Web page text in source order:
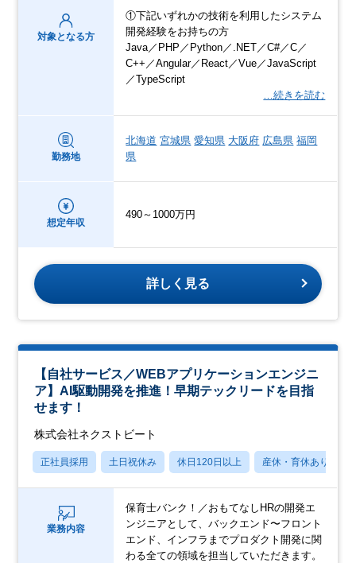
対象となる方
①下記いずれかの技術を利用したシステム
開発経験をお持ちの方
Java／PHP／Python／.NET／C#／C／
C++／Angular／React／Vue／JavaScript
／TypeScript
…続きを読む
勤務地
北海道 宮城県 愛知県 大阪府 広島県 福岡
県
想定年収
490～1000万円
詳しく見る
【自社サービス／WEBアプリケーションエンジニ
ア】AI駆動開発を推進！早期テックリードを目指
せます！
株式会社ネクストビート
正社員採用 土日祝休み 休日120日以上 産休・育休あり
業務内容
保育士バンク！／おもてなしHRの開発エ
ンジニアとして、バックエンド〜フロント
エンド、インフラまでプロダクト開発に関
わる全ての領域を担当していただきます。